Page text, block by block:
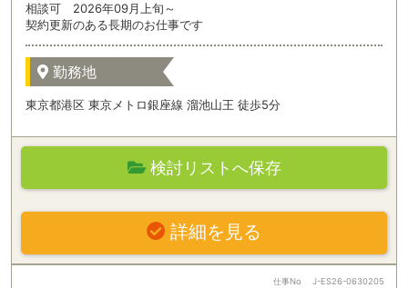
相談可 2026年09月上旬～
契約更新のある長期のお仕事です
勤務地
東京都港区 東京メトロ銀座線 溜池山王 徒歩5分
検討リストへ保存
詳細を見る
仕事No J-ES26-0630205